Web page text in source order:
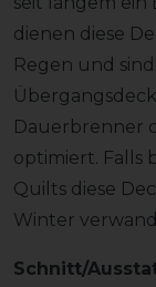
dienen diese
Regen und
Dauerbrenner
optimiert. Falls
Quilts diese
Winter
Schnitt/